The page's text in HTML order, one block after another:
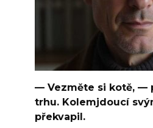
— Vezměte si kotě, —
trhu. Kolemjdoucí
překvapil.